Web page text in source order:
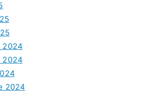
2024
2024
2024